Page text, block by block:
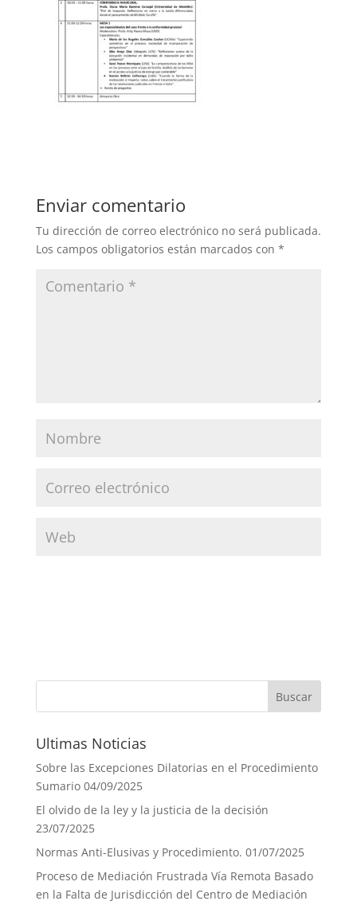
Enviar comentario
Tu dirección de correo electrónico no será publicada.
Los campos obligatorios están marcados con *
Ultimas Noticias
Sobre las Excepciones Dilatorias en el Procedimiento
Sumario 04/09/2025
El olvido de la ley y la justicia de la decisión
23/07/2025
Normas Anti-Elusivas y Procedimiento. 01/07/2025
Proceso de Mediación Frustrada Vía Remota Basado
en la Falta de Jurisdicción del Centro de Mediación